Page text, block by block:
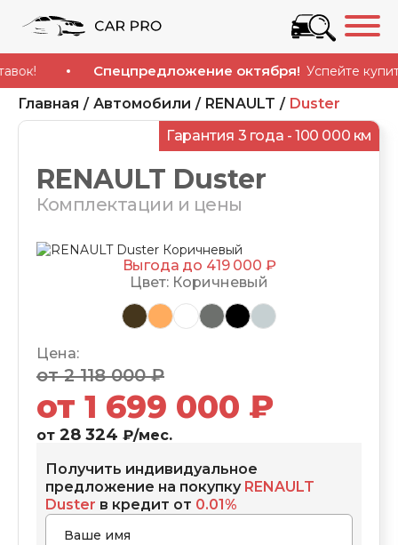
Спецпредложение октября! Успейте купить
Главная Автомобили RENAULT
Duster
Гарантия 3 года - 100 000 км
RENAULT Duster
Комплектации и цены
Получить индивидуальное
предложение на покупку RENAULT
Duster в кредит от 0.01%
Цвет: Коричневый
Цена:
от 2 118 000 ₽
от 1 699 000 ₽
от 28 324 ₽/мес.
Выгода до 419 000 ₽